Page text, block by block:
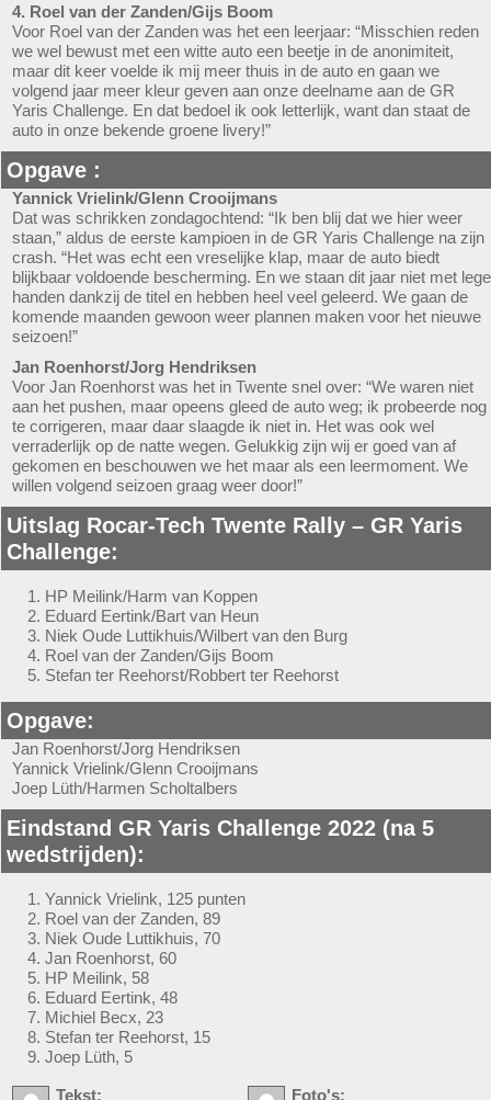
4. Roel van der Zanden/Gijs Boom
Voor Roel van der Zanden was het een leerjaar: “Misschien reden
we wel bewust met een witte auto een beetje in de anonimiteit,
maar dit keer voelde ik mij meer thuis in de auto en gaan we
volgend jaar meer kleur geven aan onze deelname aan de GR
Yaris Challenge. En dat bedoel ik ook letterlijk, want dan staat de
auto in onze bekende groene livery!”
Opgave :
Yannick Vrielink/Glenn Crooijmans
Dat was schrikken zondagochtend: “Ik ben blij dat we hier weer
staan,” aldus de eerste kampioen in de GR Yaris Challenge na zijn
crash. “Het was echt een vreselijke klap, maar de auto biedt
blijkbaar voldoende bescherming. En we staan dit jaar niet met lege
handen dankzij de titel en hebben heel veel geleerd. We gaan de
komende maanden gewoon weer plannen maken voor het nieuwe
seizoen!”
Jan Roenhorst/Jorg Hendriksen
Voor Jan Roenhorst was het in Twente snel over: “We waren niet
aan het pushen, maar opeens gleed de auto weg; ik probeerde nog
te corrigeren, maar daar slaagde ik niet in. Het was ook wel
verraderlijk op de natte wegen. Gelukkig zijn wij er goed van af
gekomen en beschouwen we het maar als een leermoment. We
willen volgend seizoen graag weer door!”
Uitslag Rocar-Tech Twente Rally – GR Yaris
Challenge:
HP Meilink/Harm van Koppen
Eduard Eertink/Bart van Heun
Niek Oude Luttikhuis/Wilbert van den Burg
Roel van der Zanden/Gijs Boom
Stefan ter Reehorst/Robbert ter Reehorst
Opgave:
Jan Roenhorst/Jorg Hendriksen
Yannick Vrielink/Glenn Crooijmans
Joep Lüth/Harmen Scholtalbers
Eindstand GR Yaris Challenge 2022 (na 5
wedstrijden):
Yannick Vrielink, 125 punten
Roel van der Zanden, 89
Niek Oude Luttikhuis, 70
Jan Roenhorst, 60
HP Meilink, 58
Eduard Eertink, 48
Michiel Becx, 23
Stefan ter Reehorst, 15
Joep Lüth, 5
Tekst: Foto's: